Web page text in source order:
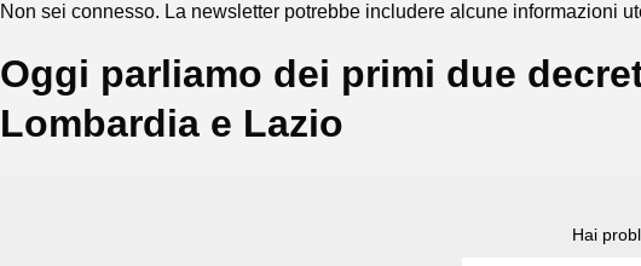
Non sei connesso. La newsletter potrebbe includere alcune informazioni
Oggi parliamo dei primi due
Lombardia e Lazio
Hai